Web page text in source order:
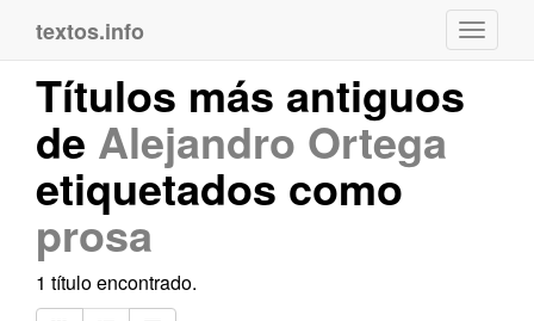
textos.info
Títulos más antiguos
de Alejandro Ortega
etiquetados como
prosa
1 título encontrado.